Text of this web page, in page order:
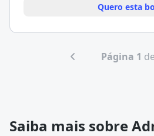
Quero esta
Página 1
Saiba mais sobre